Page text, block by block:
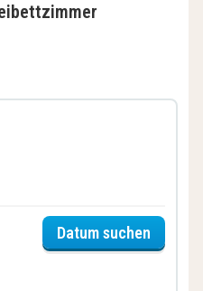
Datum suchen